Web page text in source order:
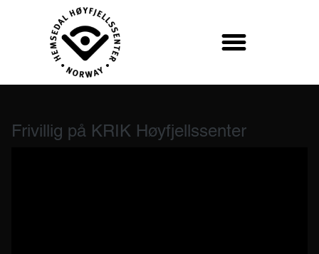
Frivillig på KRIK Høyfjellssenter